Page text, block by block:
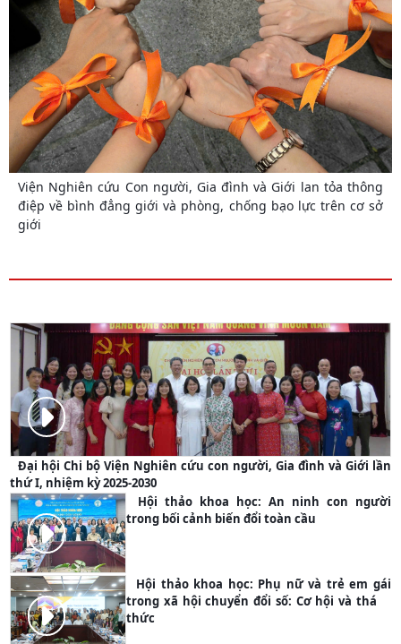
Viện Nghiên cứu Con người, Gia đình và Giới lan tỏa thông
điệp về bình đẳng giới và phòng, chống bạo lực trên cơ sở
giới
PHOTO
Đại hội Chi bộ Viện Nghiên cứu con người, Gia đình và Giới lần
thứ I, nhiệm kỳ 2025-2030
PHOTO
Hội thảo khoa học: An ninh con người
trong bối cảnh biến đổi toàn cầu
PHOTO
Hội thảo khoa học: Phụ nữ và trẻ em gái
trong xã hội chuyển đổi số: Cơ hội và thách
thức